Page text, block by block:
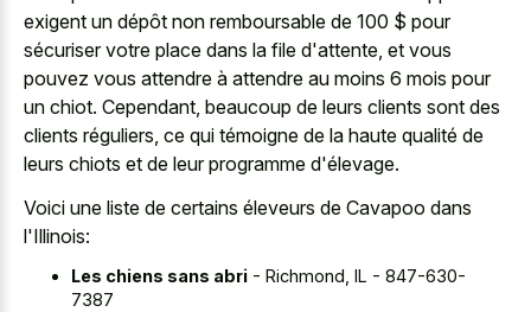
exigent un dépôt non remboursable de 100 $ pour
sécuriser votre place dans la file d'attente, et vous
pouvez vous attendre à attendre au moins 6 mois pour
un chiot. Cependant, beaucoup de leurs clients sont des
clients réguliers, ce qui témoigne de la haute qualité de
leurs chiots et de leur programme d'élevage.
Voici une liste de certains éleveurs de Cavapoo dans
l'Illinois:
Les chiens sans abri - Richmond, IL - 847-630-
7387